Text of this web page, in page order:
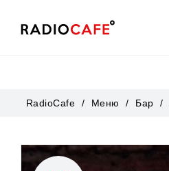
RadioCafe Меню Бар